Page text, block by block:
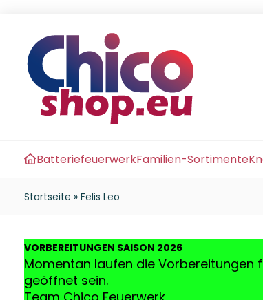
BatteriefeuerwerkFamilien-Sortimente
Startseite » Felis Leo
VORBEREITUNGEN SAISON 2026
Momentan laufen die Vorbereitungen
geöffnet sein.